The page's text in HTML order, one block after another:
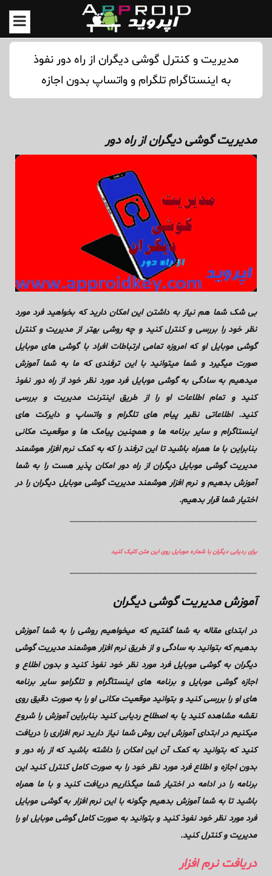
مدیریت و کنترل گوشی دیگران از راه دور نفوذ
به اینستاگرام تلگرام و واتساپ بدون اجازه
مدیریت گوشی دیگران از راه دور
بی شک شما هم نیاز به داشتن این امکان دارید که بخواهید فرد مورد
نظر خود را بررسی و کنترل کنید و چه روشی بهتر از مدیریت و کنترل
گوشی موبایل او که امروزه تمامی ارتباطات افراد با گوشی های موبایل
صورت میگیرد و شما میتوانید با این ترفندی که ما به شما آموزش
میدهیم به سادگی به گوشی موبایل فرد مورد نظر خود از راه دور نفوذ
کنید و تمام اطلاعات او را از طریق اینترنت مدیریت و بررسی
کنید.اطلاعاتی نظیر پیام های تلگرام و واتساپ و دایرکت های
اینستاگرام و سایر برنامه ها و همچنین پیامک ها و موقعیت مکانی
بنابراین با ما همراه باشید تا این ترفند را که به کمک نرم افزار هوشمند
مدیریت گوشی موبایل دیگران از راه دور امکان پذیر هست را به شما
آموزش بدهیم و نرم افزار هوشمند مدیریت گوشی موبایل دیگران را در
اختیار شما قرار بدهیم.
-----------------------------------------------------------------------------
برای ردیابی دیگران با شماره موبایل روی این متن کلیک کنید
-----------------------------------------------------------------------------
آموزش مدیریت گوشی دیگران
در ابتدای مقاله به شما گفتیم که میخواهیم روشی را به شما آموزش
بدهیم که بتوانید به سادگی و از طریق نرم افزار هوشمند مدیریت گوشی
دیگران به گوشی موبایل فرد مورد نظر خود نفوذ کنید و بدون اطلاع و
اجازه گوشی موبایل و برنامه های اینستاگرام و تلگرامو سایر برنامه
های او را بررسی کنید و بتوانید موقعیت مکانی او را به صورت دقیق روی
نقشه مشاهده کنید یا به اصطلاح ردیابی کنید بنابراین آموزش را شروع
میکنیم در ابتدای آموزش این روش شما نیاز دارید نرم افزاری را دریافت
کنید که بتوانید به کمک آن این امکان را داشته باشید که از راه دور و
بدون اجازه و اطلاع فرد مورد نظر خود را به صورت کامل کنترل کنید این
برنامه را در ادامه در اختیار شما میگذاریم دریافت کنید و با ما همراه
باشید تا به شما آموزش بدهیم چگونه با این نرم افزار به گوشی موبایل
فرد مورد نظر خود نفوذ کنید و بتوانید به صورت کامل گوشی موبایل او را
مدیریت و کنترل کنید.
دریافت نرم افزار